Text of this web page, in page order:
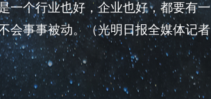
一个行业也好，企业也好，都要有一
会事事被动。（光明日报全媒体记者